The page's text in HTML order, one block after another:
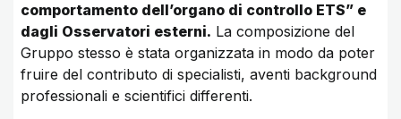
comportamento dell’organo di controllo ETS” e
dagli Osservatori esterni. La composizione del
Gruppo stesso è stata organizzata in modo da poter
fruire del contributo di specialisti, aventi background
professionali e scientifici differenti.